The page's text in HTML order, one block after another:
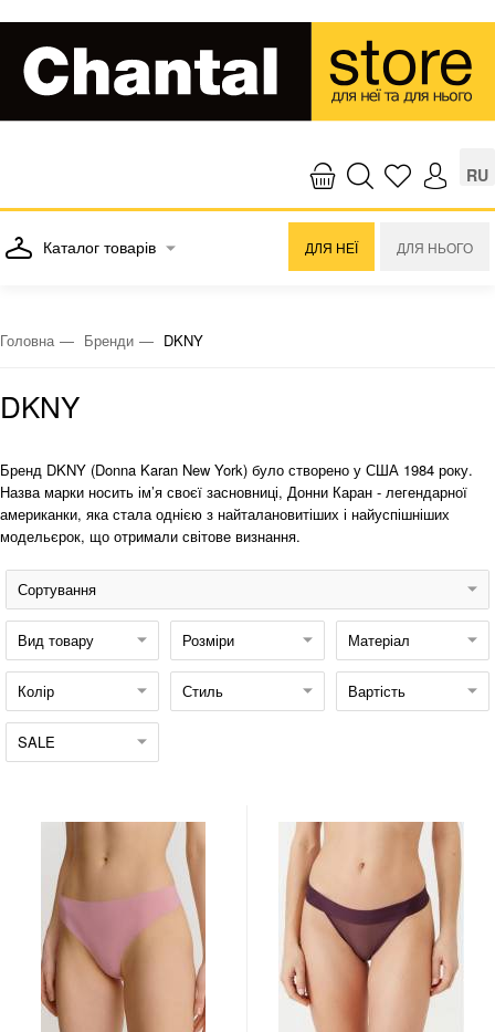
RU
Каталог товарів ДЛЯ НЕЇ ДЛЯ НЬОГО
Головна Бренди DKNY
DKNY
Бренд DKNY (Donna Karan New York) було створено у США 1984 року.
Назва марки носить ім’я своєї засновниці, Донни Каран - легендарної
американки, яка стала однією з найталановитіших і найуспішніших
модельєрок, що отримали світове визнання.
Сортування
Вид товару Розміри Матеріал
Колір Стиль Вартість
SALE